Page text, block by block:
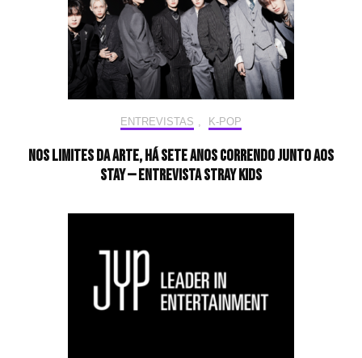
ENTREVISTAS K-POP
Nos limites da arte, há sete anos correndo junto aos
STAY — Entrevista Stray Kids